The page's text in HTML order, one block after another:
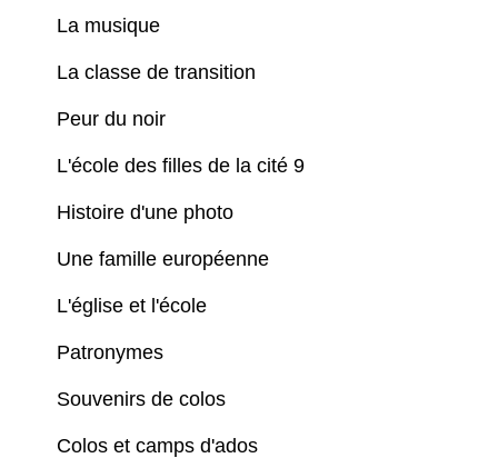
La musique
La classe de transition
Peur du noir
L'école des filles de la cité 9
Histoire d'une photo
Une famille européenne
L'église et l'école
Patronymes
Souvenirs de colos
Colos et camps d'ados